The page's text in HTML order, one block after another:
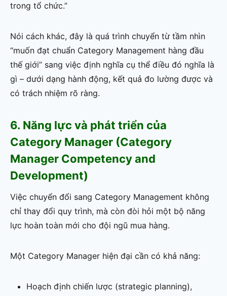
trong tổ chức.”
Nói cách khác, đây là quá trình chuyển từ tầm nhìn
“muốn đạt chuẩn Category Management hàng đầu
thế giới” sang việc định nghĩa cụ thể điều đó nghĩa là
gì – dưới dạng hành động, kết quả đo lường được và
có trách nhiệm rõ ràng.
6. Năng lực và phát triển của
Category Manager (Category
Manager Competency and
Development)
Việc chuyển đổi sang Category Management không
chỉ thay đổi quy trình, mà còn đòi hỏi một bộ năng
lực hoàn toàn mới cho đội ngũ mua hàng.
Một Category Manager hiện đại cần có khả năng:
Hoạch định chiến lược (strategic planning),